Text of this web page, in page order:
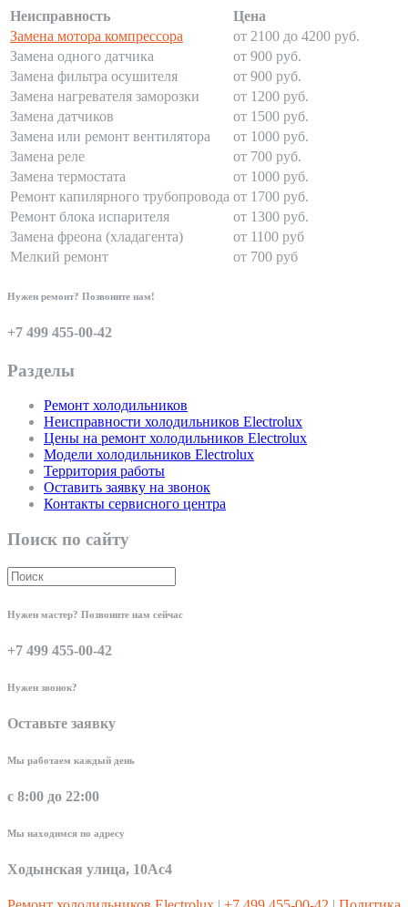
Неисправность
Цена
Замена мотора компрессора
от 2100 до 4200 руб.
Замена одного датчика
от 900 руб.
Замена фильтра осушителя
от 900 руб.
Замена нагревателя заморозки
от 1200 руб.
Замена датчиков
от 1500 руб.
Замена или ремонт вентилятора
от 1000 руб.
Замена реле
от 700 руб.
Замена термостата
от 1000 руб.
Ремонт капилярного трубопровода от 1700 руб.
Ремонт блока испарителя
от 1300 руб.
Замена фреона (хладагента)
от 1100 руб
Мелкий ремонт
от 700 руб
Нужен ремонт? Позвоните нам!
+7 499 455-00-42
Разделы
Ремонт холодильников
Неисправности холодильников Electrolux
Цены на ремонт холодильников Electrolux
Модели холодильников Electrolux
Территория работы
Оставить заявку на звонок
Контакты сервисного центра
Поиск по сайту
Нужен мастер? Позвоните нам сейчас
+7 499 455-00-42
Нужен звонок?
Оставьте заявку
Мы работаем каждый день
с 8:00 до 22:00
Мы находимся по адресу
Ходынская улица, 10Ас4